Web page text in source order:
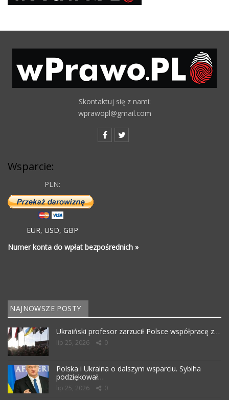
Skontaktuj się z nami:
wprawopl@gmail.com
Wsparcie:
PLN:
EUR, USD, GBP
Numer konta do wpłat bezpośrednich »
NAJNOWSZE POSTY
Ukraiński profesor zarzucił Polsce współpracę z…
lip 25, 2026 0
Polska i Ukraina o dalszym wsparciu. Sybiha
podziękował…
lip 25, 2026 0